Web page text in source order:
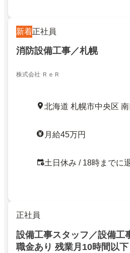
新着正社員
消防設備工事／札幌
株式会社 ＲｅＲ
北海道 札幌市中央区
月給45万円
土日休み / 18時までに
正社員
設備工事スタッフ／設備工
職金あり 残業月10時間以下